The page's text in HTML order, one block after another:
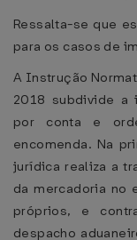
Ressalta-se que
para os casos de
A Instrução
2018 subdivide a
por conta e
encomenda. Na
jurídica realiza a
da mercadoria no
próprios, e
despacho